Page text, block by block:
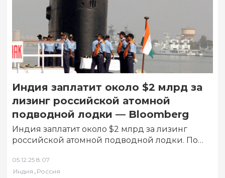
Индия заплатит около $2 млрд за
лизинг российской атомной
подводной лодки — Bloomberg
Индия заплатит около $2 млрд за лизинг
российской атомной подводной лодки. По
05.12.25 8:07
Индия , Россия